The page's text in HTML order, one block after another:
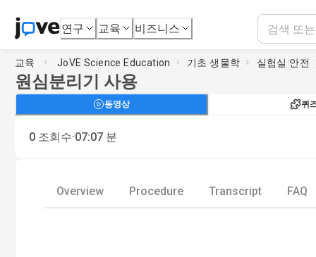
연구 교육 비즈니스
교육 JoVE Science Education 기초 생물학 실험실 안전
원심분리기 사용
동영상 퀴
0 조회수·07:07 분
Overview Procedure Transcript FAQ